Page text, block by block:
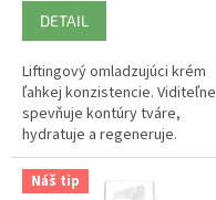
DETAIL
Liftingový omladzujúci krém
ľahkej konzistencie. Viditeľne
spevňuje kontúry tváre,
hydratuje a regeneruje.
Náš tip